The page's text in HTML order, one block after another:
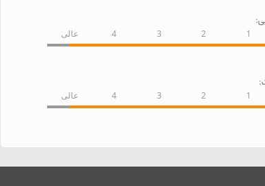
1
2
3
4 عالی
1
2
3
4 عالی